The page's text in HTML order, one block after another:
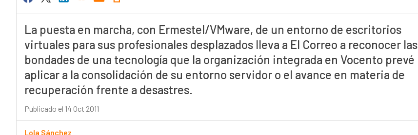
La puesta en marcha, con Ermestel/VMware, de un entorno de escritorios
virtuales para sus profesionales desplazados lleva a El Correo a reconocer las
bondades de una tecnología que la organización integrada en Vocento prevé
aplicar a la consolidación de su entorno servidor o el avance en materia de
recuperación frente a desastres.
Publicado el 14 Oct 2011
Lola Sánchez